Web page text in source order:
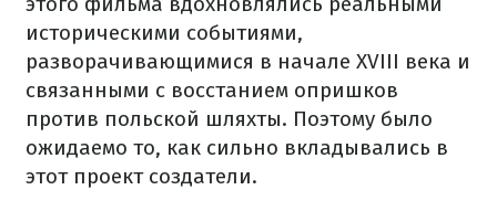
историческими событиями,
разворачивающимися в начале XVIII века и
связанными с восстанием опришков
против польской шляхты. Поэтому было
ожидаемо то, как сильно вкладывались в
этот проект создатели.